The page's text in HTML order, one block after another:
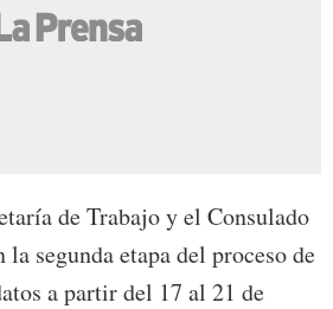
de Trabajo y el Consulado
segunda etapa del proceso de
a partir del 17 al 21 de